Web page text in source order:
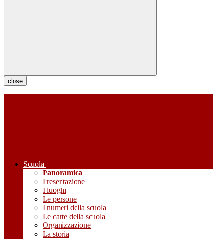
close
Scuola
Panoramica
Presentazione
I luoghi
Le persone
I numeri della scuola
Le carte della scuola
Organizzazione
La storia